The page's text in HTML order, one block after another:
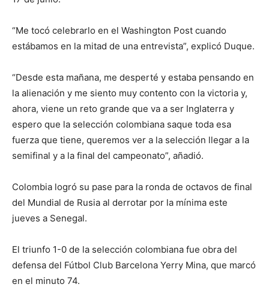
“Me tocó celebrarlo en el Washington Post cuando
estábamos en la mitad de una entrevista”, explicó Duque.
“Desde esta mañana, me desperté y estaba pensando en
la alienación y me siento muy contento con la victoria y,
ahora, viene un reto grande que va a ser Inglaterra y
espero que la selección colombiana saque toda esa
fuerza que tiene, queremos ver a la selección llegar a la
semifinal y a la final del campeonato”, añadió.
Colombia logró su pase para la ronda de octavos de final
del Mundial de Rusia al derrotar por la mínima este
jueves a Senegal.
El triunfo 1-0 de la selección colombiana fue obra del
defensa del Fútbol Club Barcelona Yerry Mina, que marcó
en el minuto 74.